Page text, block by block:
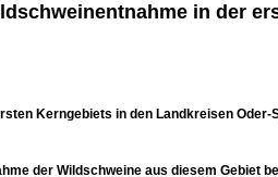
in der
Kerngebiets in den Landkreisen Oder-
der Wildschweine aus diesem Gebiet